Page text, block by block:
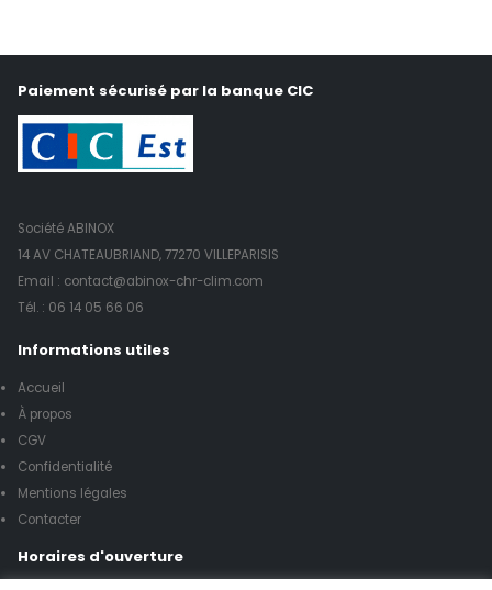
Paiement sécurisé par la banque CIC
Société ABINOX
14 AV CHATEAUBRIAND, 77270 VILLEPARISIS
Email : contact@abinox-chr-clim.com
Tél. : 06 14 05 66 06
Informations utiles
Accueil
À propos
CGV
Confidentialité
Mentions légales
Contacter
Horaires d'ouverture